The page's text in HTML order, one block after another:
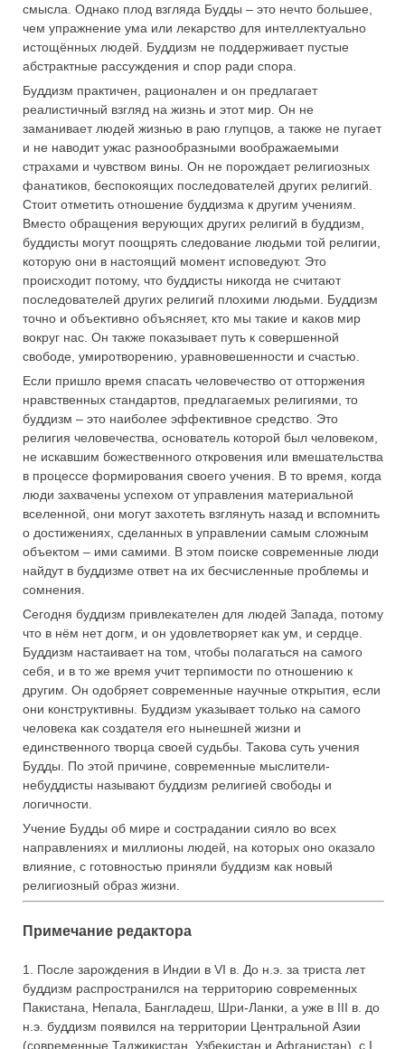
смысла. Однако плод взгляда Будды – это нечто большее,
чем упражнение ума или лекарство для интеллектуально
истощённых людей. Буддизм не поддерживает пустые
абстрактные рассуждения и спор ради спора.
Буддизм практичен, рационален и он предлагает
реалистичный взгляд на жизнь и этот мир. Он не
заманивает людей жизнью в раю глупцов, а также не пугает
и не наводит ужас разнообразными воображаемыми
страхами и чувством вины. Он не порождает религиозных
фанатиков, беспокоящих последователей других религий.
Стоит отметить отношение буддизма к другим учениям.
Вместо обращения верующих других религий в буддизм,
буддисты могут поощрять следование людьми той религии,
которую они в настоящий момент исповедуют. Это
происходит потому, что буддисты никогда не считают
последователей других религий плохими людьми. Буддизм
точно и объективно объясняет, кто мы такие и каков мир
вокруг нас. Он также показывает путь к совершенной
свободе, умиротворению, уравновешенности и счастью.
Если пришло время спасать человечество от отторжения
нравственных стандартов, предлагаемых религиями, то
буддизм – это наиболее эффективное средство. Это
религия человечества, основатель которой был человеком,
не искавшим божественного откровения или вмешательства
в процессе формирования своего учения. В то время, когда
люди захвачены успехом от управления материальной
вселенной, они могут захотеть взглянуть назад и вспомнить
о достижениях, сделанных в управлении самым сложным
объектом – ими самими. В этом поиске современные люди
найдут в буддизме ответ на их бесчисленные проблемы и
сомнения.
Сегодня буддизм привлекателен для людей Запада, потому
что в нём нет догм, и он удовлетворяет как ум, и сердце.
Буддизм настаивает на том, чтобы полагаться на самого
себя, и в то же время учит терпимости по отношению к
другим. Он одобряет современные научные открытия, если
они конструктивны. Буддизм указывает только на самого
человека как создателя его нынешней жизни и
единственного творца своей судьбы. Такова суть учения
Будды. По этой причине, современные мыслители-
небуддисты называют буддизм религией свободы и
логичности.
Учение Будды об мире и сострадании сияло во всех
направлениях и миллионы людей, на которых оно оказало
влияние, с готовностью приняли буддизм как новый
религиозный образ жизни.
Примечание редактора
1. После зарождения в Индии в VI в. До н.э. за триста лет
буддизм распространился на территорию современных
Пакистана, Непала, Бангладеш, Шри-Ланки, а уже в III в. до
н.э. буддизм появился на территории Центральной Азии
(современные Таджикистан, Узбекистан и Афганистан), с I